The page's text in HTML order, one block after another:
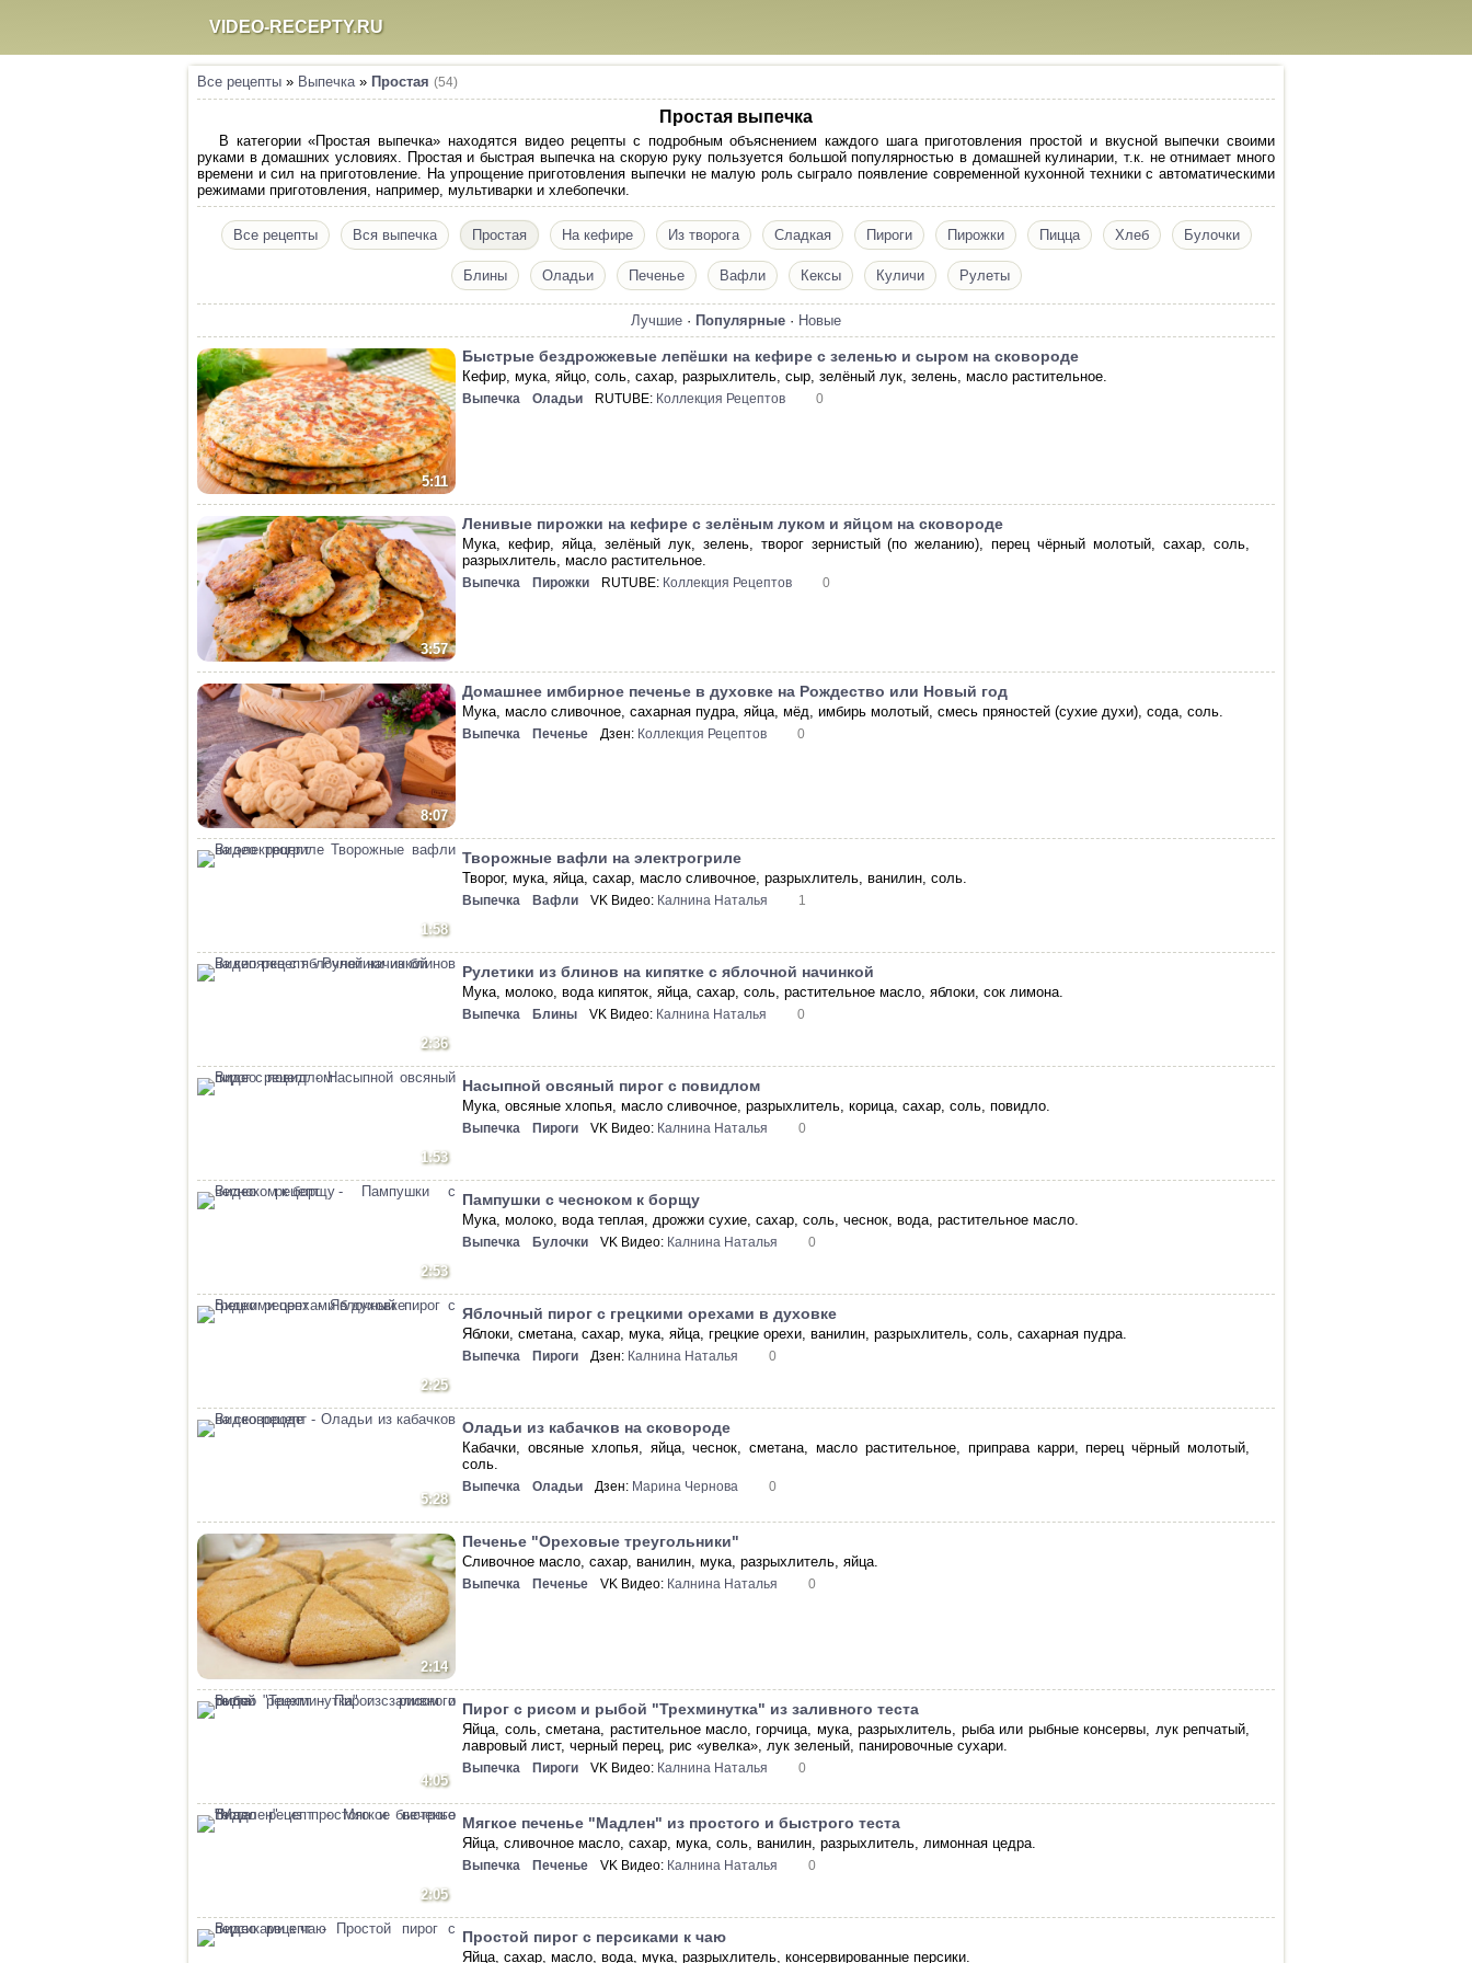
VIDEO-RECEPTY.RU
Все рецепты » Выпечка» Простая (54)
Простая выпечка
В категории «Простая выпечка» находятся видео рецепты с подробным объяснением каждого шага приготовления простой и вкусной выпечки своими
руками в домашних условиях. Простая и быстрая выпечка на скорую руку пользуется большой популярностью в домашней кулинарии, т.к. не отнимает много
времени и сил на приготовление. На упрощение приготовления выпечки не малую роль сыграло появление современной кухонной техники с автоматическими
режимами приготовления, например, мультиварки и хлебопечки.
Все рецепты Вся выпечка Простая На кефире Из творога Сладкая Пироги Пирожки Пицца Хлеб Булочки
Блины Оладьи Печенье Вафли Кексы Куличи Рулеты
Лучшие · Популярные · Новые
5:11
Быстрые бездрожжевые лепёшки на кефире с зеленью и сыром на сковороде
Кефир, мука, яйцо, соль, сахар, разрыхлитель, сыр, зелёный лук, зелень, масло растительное.
Выпечка Оладьи RUTUBE: Коллекция Рецептов 0
3:57
Ленивые пирожки на кефире с зелёным луком и яйцом на сковороде
Мука, кефир, яйца, зелёный лук, зелень, творог зернистый (по желанию), перец чёрный молотый, сахар, соль,
разрыхлитель, масло растительное.
Выпечка Пирожки RUTUBE: Коллекция Рецептов 0
8:07
Домашнее имбирное печенье в духовке на Рождество или Новый год
Мука, масло сливочное, сахарная пудра, яйца, мёд, имбирь молотый, смесь пряностей (сухие духи), сода, соль.
Выпечка Печенье Дзен: Коллекция Рецептов 0
1:58
Творожные вафли на электрогриле
Творог, мука, яйца, сахар, масло сливочное, разрыхлитель, ванилин, соль.
Выпечка Вафли VK Видео: Калнина Наталья 1
2:36
Рулетики из блинов на кипятке с яблочной начинкой
Мука, молоко, вода кипяток, яйца, сахар, соль, растительное масло, яблоки, сок лимона.
Выпечка Блины VK Видео: Калнина Наталья 0
1:53
Насыпной овсяный пирог с повидлом
Мука, овсяные хлопья, масло сливочное, разрыхлитель, корица, сахар, соль, повидло.
Выпечка Пироги VK Видео: Калнина Наталья 0
2:53
Пампушки с чесноком к борщу
Мука, молоко, вода теплая, дрожжи сухие, сахар, соль, чеснок, вода, растительное масло.
Выпечка Булочки VK Видео: Калнина Наталья 0
2:25
Яблочный пирог с грецкими орехами в духовке
Яблоки, сметана, сахар, мука, яйца, грецкие орехи, ванилин, разрыхлитель, соль, сахарная пудра.
Выпечка Пироги Дзен: Калнина Наталья 0
5:28
Оладьи из кабачков на сковороде
Кабачки, овсяные хлопья, яйца, чеснок, сметана, масло растительное, приправа карри, перец чёрный молотый,
соль.
Выпечка Оладьи Дзен: Марина Чернова 0
2:14
Печенье "Ореховые треугольники"
Сливочное масло, сахар, ванилин, мука, разрыхлитель, яйца.
Выпечка Печенье VK Видео: Калнина Наталья 0
4:05
Пирог с рисом и рыбой "Трехминутка" из заливного теста
Яйца, соль, сметана, растительное масло, горчица, мука, разрыхлитель, рыба или рыбные консервы, лук репчатый,
лавровый лист, черный перец, рис «увелка», лук зеленый, панировочные сухари.
Выпечка Пироги VK Видео: Калнина Наталья 0
2:05
Мягкое печенье "Мадлен" из простого и быстрого теста
Яйца, сливочное масло, сахар, мука, соль, ванилин, разрыхлитель, лимонная цедра.
Выпечка Печенье VK Видео: Калнина Наталья 0
Простой пирог с персиками к чаю
Яйца, сахар, масло, вода, мука, разрыхлитель, консервированные персики.